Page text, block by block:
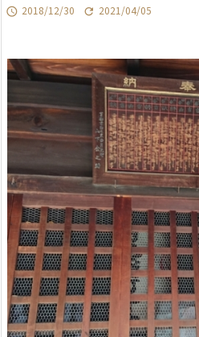
 2018/12/30  2021/04/05